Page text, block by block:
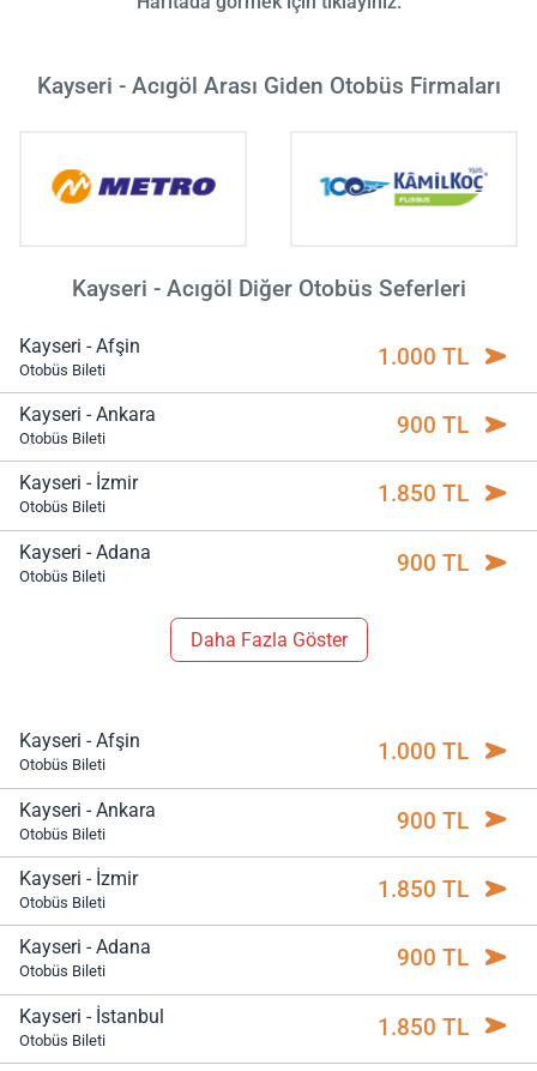
Kayseri - Acıgöl Arası Giden Otobüs Firmaları
Kayseri - Acıgöl Diğer Otobüs Seferleri
Kayseri - Afşin
Otobüs Bileti 1.000 TL
Kayseri - Ankara
Otobüs Bileti 900 TL
Kayseri - İzmir
Otobüs Bileti 1.850 TL
Kayseri - Adana
Otobüs Bileti 900 TL
Daha Fazla Göster
Kayseri - Afşin
Otobüs Bileti 1.000 TL
Kayseri - Ankara
Otobüs Bileti 900 TL
Kayseri - İzmir
Otobüs Bileti 1.850 TL
Kayseri - Adana
Otobüs Bileti 900 TL
Kayseri - İstanbul
Otobüs Bileti 1.850 TL